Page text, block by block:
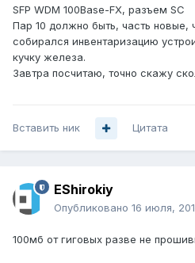
SFP WDM 100Base-FX, разъем SC
Пар 10 должно быть, часть новые,
собирался инвентаризацию
кучку железа.
Завтра посчитаю, точно скажу
Вставить ник Цитата
EShirokiy
Опубликовано 16 июля,
100мб от гиговых разве не